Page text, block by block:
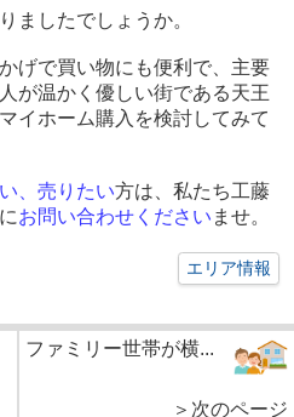
ましたでしょうか。
げで買い物にも便利で、主要
が温かく優しい街である天王
イホーム購入を検討してみて
、売りたい方は、私たち工藤
お問い合わせください ませ。
エリア情報
ファミリー世帯が横...
＞次のページ